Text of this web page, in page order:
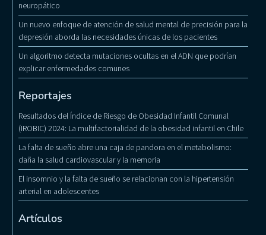
neuropático
Un nuevo enfoque de atención de salud mental de precisión para la
depresión aborda las necesidades únicas de los pacientes
Un algoritmo detecta mutaciones ocultas en el ADN que podrían
explicar enfermedades comunes
Reportajes
Resultados del Índice de Riesgo de Obesidad Infantil Comunal
(IROBIC) 2024: La multifactorialidad de la obesidad infantil en Chile
La falta de sueño abre una caja de pandora en el metabolismo:
daña la salud cardiovascular y la memoria
El insomnio y la falta de sueño se relacionan con la hipertensión
arterial en adolescentes
Artículos